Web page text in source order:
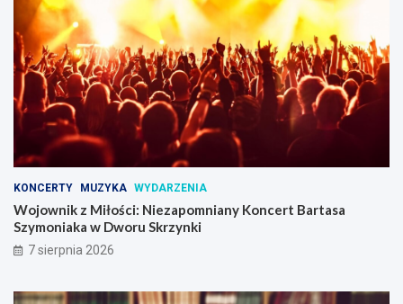
KONCERTY MUZYKA WYDARZENIA
Wojownik z Miłości: Niezapomniany Koncert Bartasa
Szymoniaka w Dworu Skrzynki
7 sierpnia 2026